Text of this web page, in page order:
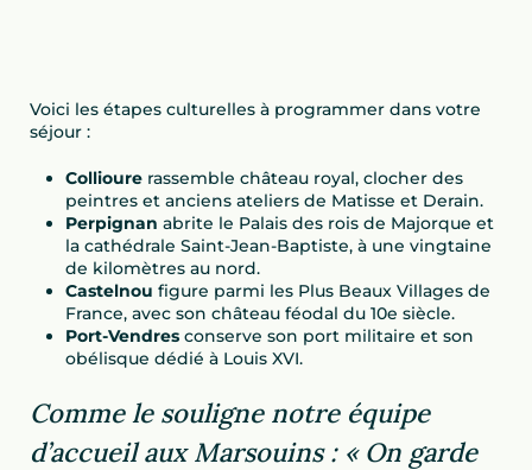
Voici les étapes culturelles à programmer dans votre
séjour :
Collioure rassemble château royal, clocher des
peintres et anciens ateliers de Matisse et Derain.
Perpignan abrite le Palais des rois de Majorque et
la cathédrale Saint-Jean-Baptiste, à une vingtaine
de kilomètres au nord.
Castelnou figure parmi les Plus Beaux Villages de
France, avec son château féodal du 10e siècle.
Port-Vendres conserve son port militaire et son
obélisque dédié à Louis XVI.
Comme le souligne notre équipe
d’accueil aux Marsouins : « On garde